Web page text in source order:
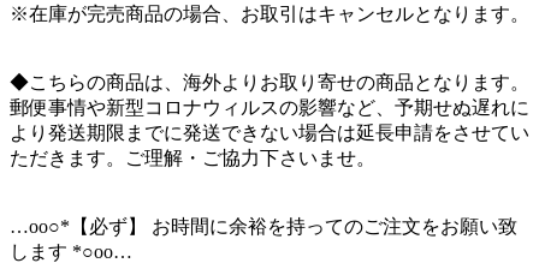
※在庫が完売商品の場合、お取引はキャンセルとなります。
◆こちらの商品は、海外よりお取り寄せの商品となります。
郵便事情や新型コロナウィルスの影響など、予期せぬ遅れに
より発送期限までに発送できない場合は延長申請をさせてい
ただきます。ご理解・ご協力下さいませ。
…oо○*【必ず】 お時間に余裕を持ってのご注文をお願い致
します *○оo…